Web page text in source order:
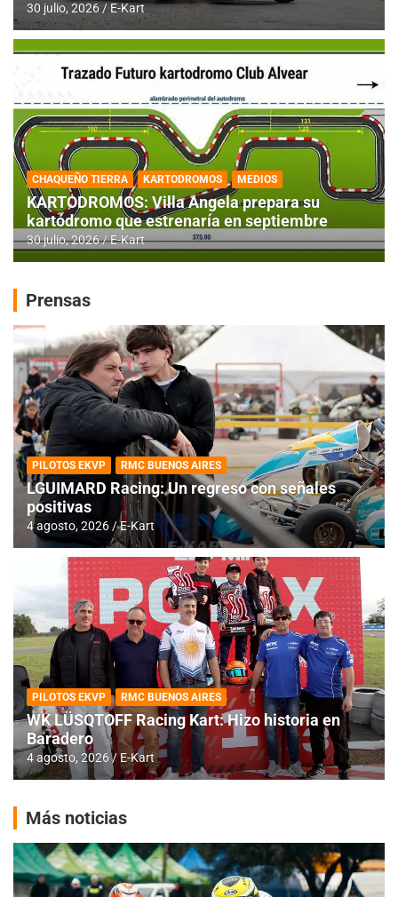
30 julio, 2026 E-Kart
CHAQUEÑO TIERRA KARTODROMOS MEDIOS
KARTODROMOS: Villa Angela prepara su
kartódromo que estrenaría en septiembre
30 julio, 2026 E-Kart
Prensas
PILOTOS EKVP RMC BUENOS AIRES
LGUIMARD Racing: Un regreso con señales
positivas
4 agosto, 2026 E-Kart
PILOTOS EKVP RMC BUENOS AIRES
WK LÜSQTOFF Racing Kart: Hizo historia en
Baradero
4 agosto, 2026 E-Kart
Más noticias